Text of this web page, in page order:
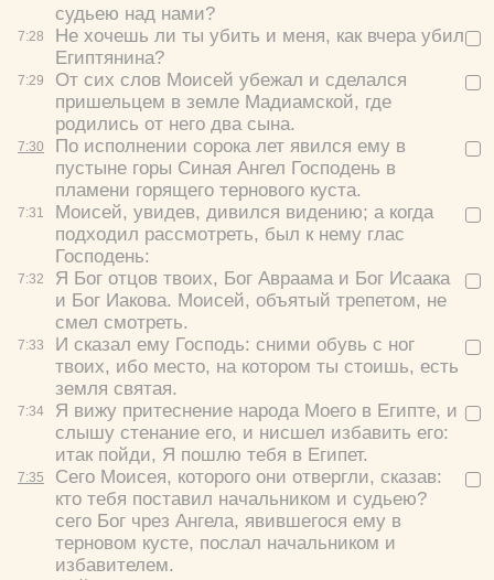
7:28
7:29
7:30
7:31
7:32
7:33
7:34
7:35
судьею над нами?
Не хочешь ли ты убить и меня, как вчера убил
Египтянина?
От сих слов Моисей убежал и сделался
пришельцем в земле Мадиамской, где
родились от него два сына.
По исполнении сорока лет явился ему в
пустыне горы Синая Ангел Господень в
пламени горящего тернового куста.
Моисей, увидев, дивился видению; а когда
подходил рассмотреть, был к нему глас
Господень:
Я Бог отцов твоих, Бог Авраама и Бог Исаака
и Бог Иакова. Моисей, объятый трепетом, не
смел смотреть.
И сказал ему Господь: сними обувь с ног
твоих, ибо место, на котором ты стоишь, есть
земля святая.
Я вижу притеснение народа Моего в Египте, и
слышу стенание его, и нисшел избавить его:
итак пойди, Я пошлю тебя в Египет.
Сего Моисея, которого они отвергли, сказав:
кто тебя поставил начальником и судьею?
сего Бог чрез Ангела, явившегося ему в
терновом кусте, послал начальником и
избавителем.
Хорошо
Да
Нет
Вход
Регистрация
Цвет: